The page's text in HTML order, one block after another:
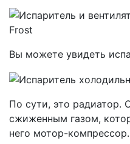
Вы можете увидеть
По сути, это радиатор.
сжиженным газом,
него мотор-компрессор.